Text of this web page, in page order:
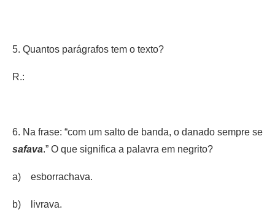
5. Quantos parágrafos tem o texto?
R.:
6. Na frase: “com um salto de banda, o danado sempre se
safava.” O que significa a palavra em negrito?
a) esborrachava.
b) livrava.